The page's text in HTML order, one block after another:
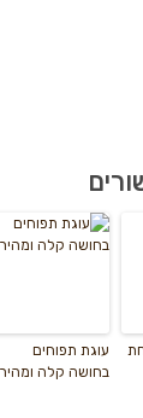
עוגת תפוחים
בחושה קלה